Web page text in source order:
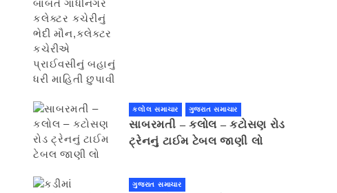
કલોલ સમાચાર ગુજરાત સમાચાર
સાબરમતી – કલોલ – કટોસણ રોડ
ટ્રેનનું ટાઈમ ટેબલ જાણી લો
ગુજરાત સમાચાર